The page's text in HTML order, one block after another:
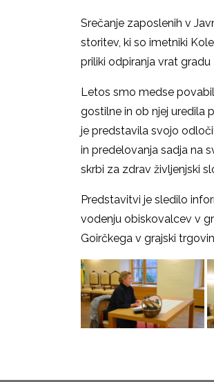
Srečanje zaposlenih v
storitev, ki so imetniki
priliki odpiranja vrat
Letos smo medse
gostilne in ob njej uredila
je predstavila svojo
in predelovanja sadja na
skrbi za zdrav življenjski
Predstavitvi je sledilo
vodenju obiskovalcev v
Goirčkega v grajski